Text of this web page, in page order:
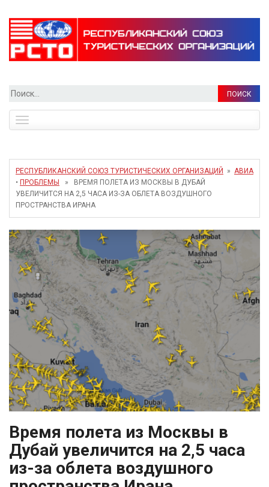
Найти:
navigation
РЕСПУБЛИКАНСКИЙ СОЮЗ ТУРИСТИЧЕСКИХ ОРГАНИЗАЦИЙ » АВИА
• ПРОБЛЕМЫ
» ВРЕМЯ ПОЛЕТА ИЗ МОСКВЫ В ДУБАЙ
УВЕЛИЧИТСЯ НА 2,5 ЧАСА ИЗ-ЗА ОБЛЕТА ВОЗДУШНОГО
ПРОСТРАНСТВА ИРАНА
Время полета из Москвы в
Дубай увеличится на 2,5 часа
из-за облета воздушного